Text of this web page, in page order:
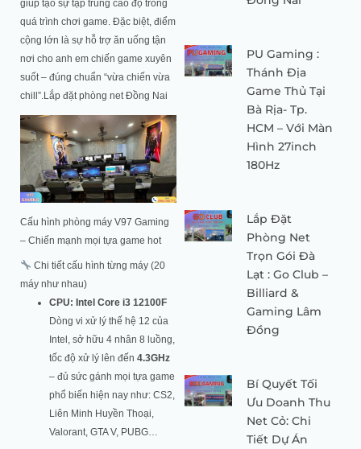
giúp tạo sự tập trung cao độ trong
quá trình chơi game. Đặc biệt, điểm
cộng lớn là sự hỗ trợ ăn uống tận
nơi cho anh em chiến game xuyên
suốt – đúng chuẩn “vừa chiến vừa
chill”.Lắp đặt phòng net Đồng Nai
Cấu hình phòng máy V97 Gaming
– Chiến mạnh mọi tựa game hot
Chi tiết cấu hình từng máy (20
máy như nhau)
CPU: Intel Core i3 12100F
Dòng vi xử lý thế hệ 12 của
Intel, sở hữu 4 nhân 8 luồng,
tốc độ xử lý lên đến 4.3GHz
– đủ sức gánh mọi tựa game
phổ biến hiện nay như: CS2,
Liên Minh Huyền Thoại,
Valorant, GTA V, PUBG…
PU Gaming :
Thánh Địa
Game Thủ Tại
Bà Rịa- Tp.
HCM – Với Màn
Hình 27inch
180Hz
Lắp Đặt
Phòng Net
Trọn Gói Đà
Lạt : Go Club –
Billiard &
Gaming Lâm
Đồng
Bí Quyết Tối
Ưu Doanh Thu
Net Cỏ: Chi
Tiết Dự Án